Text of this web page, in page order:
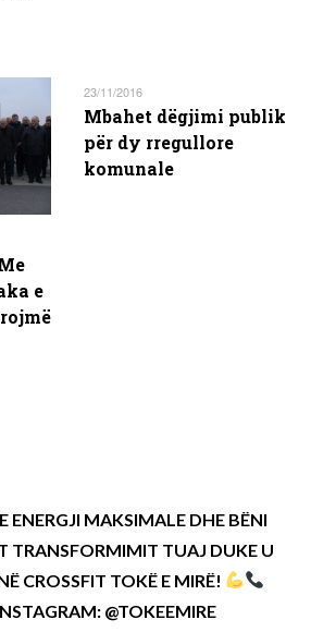
e
23/11/2016
Mbahet dëgjimi publik
për dy rregullore
komunale
ENERGJI MAKSIMALE DHE BËNI
TRANSFORMIMIT TUAJ DUKE U
CROSSFIT TOKË E MIRË!
@TOKEEMIRE